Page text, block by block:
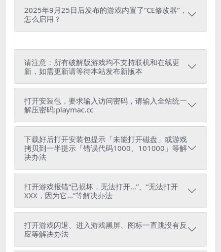
2025年9月25日后发布的游戏内置了“CE修改器”，
怎么启用？
请注意：所有破解版游戏均不支持联机和在线更
新，如需更新请等待本站发布新版本
打开安装包，要求输入访问密码，请输入全站统一
解压密码:playmac.cc
下载好后打开安装包提示「未能打开磁盘」或游戏
拷贝到一半提示「错误代码1000、101000」等解
决办法
打开游戏报错“已损坏，无法打开...”、“无法打开
XXX，因为它...”等解决办法
打开游戏闪退、进入游戏黑屏、图标一直跳没有反
应等解决办法